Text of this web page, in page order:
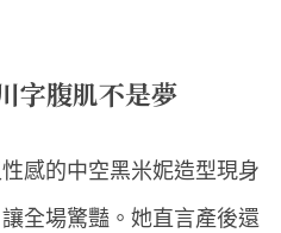
字腹肌不是夢
感的中空黑米妮造型現身
全場驚豔。她直言產後還